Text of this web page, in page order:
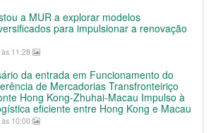
a MUR a explorar modelos
para impulsionar a renovação
11:28
da entrada em Funcionamento do
de Mercadorias Transfronteiriço
Hong Kong-Zhuhai-Macau Impulso à
eficiente entre Hong Kong e Macau
10:00